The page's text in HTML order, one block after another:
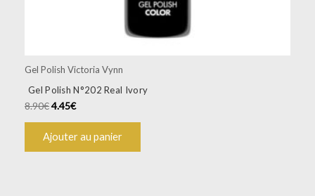
Gel Polish Victoria Vynn
Gel Polish N°202 Real Ivory
8.90€4.45€
Ajouter au panier